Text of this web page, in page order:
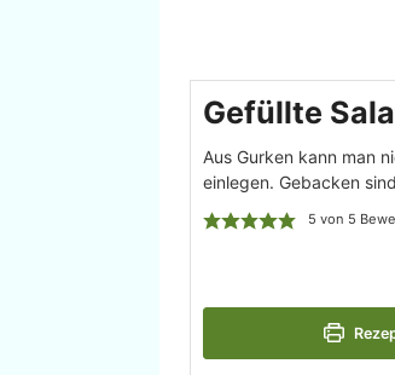
Gefüllte
Aus Gurken kann man
einlegen. Gebacken
5 von 5